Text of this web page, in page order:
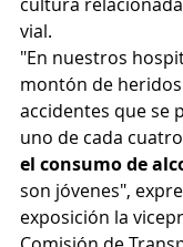
vial.
"En nuestros
montón de
accidentes que se
uno de cada
el consumo de
son jóvenes",
exposición la